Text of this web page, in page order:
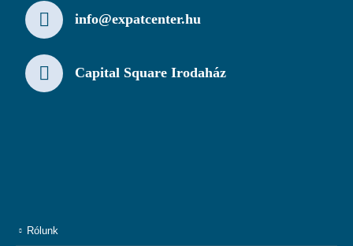
info@expatcenter.hu
Capital Square Irodaház
Rólunk